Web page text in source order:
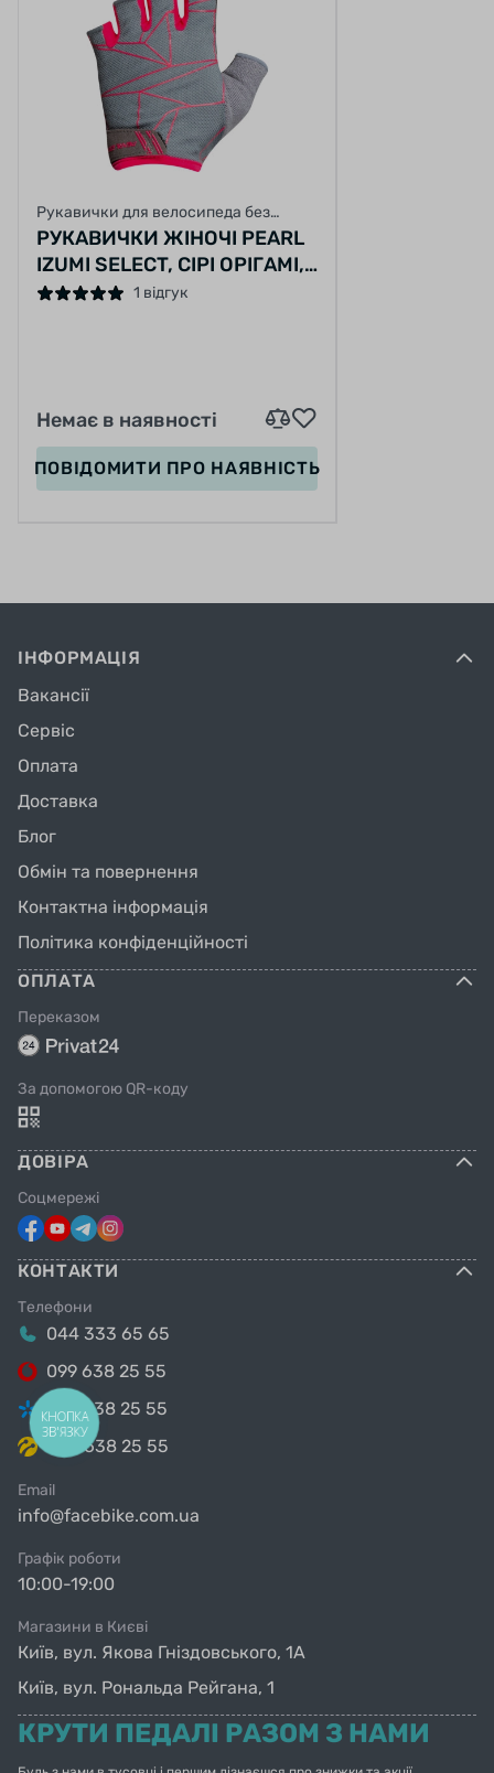
Рукавички для велосипеда без
пальців
РУКАВИЧКИ ЖІНОЧІ PEARL
IZUMI SELECT, СІРІ ОРІГАМІ,
РОЗМ. S
1 відгук
Немає в наявності
ПОВІДОМИТИ ПРО НАЯВНІСТЬ
ІНФОРМАЦІЯ
Вакансії
Сервіс
Оплата
Доставка
Блог
Обмін та повернення
Контактна інформація
Політика конфіденційності
ОПЛАТА
Переказом
За допомогою QR-коду
ДОВІРА
Соцмережі
КОНТАКТИ
Телефони
044 333 65 65
099 638 25 55
098 638 25 55
063 638 25 55
Email
info@facebike.com.ua
Графік роботи
10:00-19:00
Магазини в Києві
Київ, вул. Якова Гніздовського, 1А
Київ, вул. Рональда Рейгана, 1
КРУТИ ПЕДАЛІ РАЗОМ З НАМИ
КНОПКА
ЗВ'ЯЗКУ